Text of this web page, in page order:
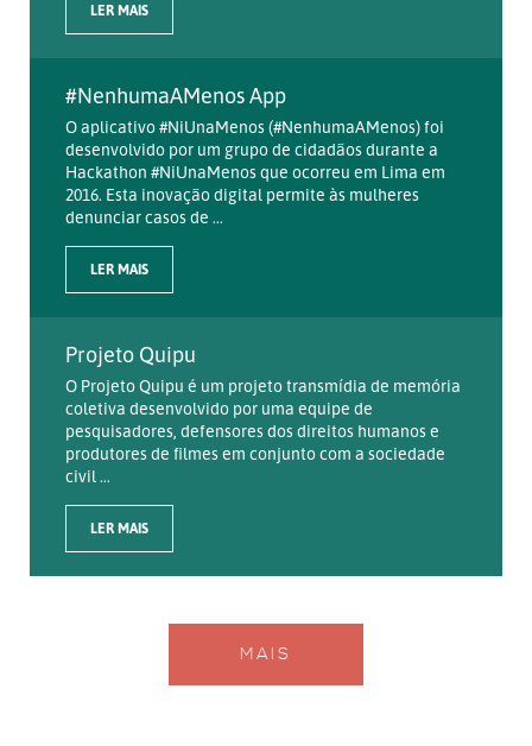
LER MAIS
#NenhumaAMenos App
O aplicativo #NiUnaMenos (#NenhumaAMenos) foi
desenvolvido por um grupo de cidadãos durante a
Hackathon #NiUnaMenos que ocorreu em Lima em
2016. Esta inovação digital permite às mulheres
denunciar casos de ...
LER MAIS
Projeto Quipu
O Projeto Quipu é um projeto transmídia de memória
coletiva desenvolvido por uma equipe de
pesquisadores, defensores dos direitos humanos e
produtores de filmes em conjunto com a sociedade
civil ...
LER MAIS
MAIS